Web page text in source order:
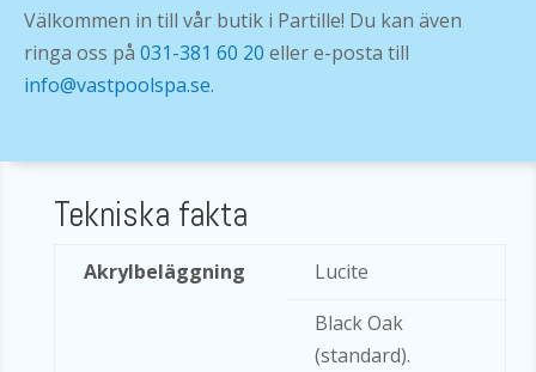
Välkommen in till vår butik i Partille! Du kan även
ringa oss på 031-381 60 20 eller e-posta till
info@vastpoolspa.se.
Tekniska fakta
Akrylbeläggning Lucite
Black Oak
(standard).